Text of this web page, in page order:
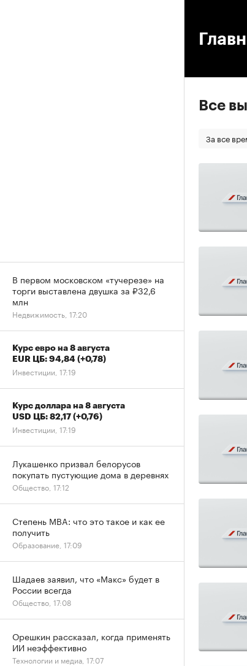
Все
За все
В первом московском «тучерезе» на
торги выставлена двушка за ₽32,6
млн
Недвижимость, 17:20
Курс евро на 8 августа
EUR ЦБ: 94,84 (+0,78)
Инвестиции, 17:19
Курс доллара на 8 августа
USD ЦБ: 82,17 (+0,76)
Инвестиции, 17:19
Лукашенко призвал белорусов
покупать пустующие дома в деревнях
Общество, 17:12
Степень MBA: что это такое и как ее
получить
Образование, 17:09
Шадаев заявил, что «Макс» будет в
России всегда
Общество, 17:08
Орешкин рассказал, когда применять
ИИ неэффективно
Технологии и медиа, 17:07